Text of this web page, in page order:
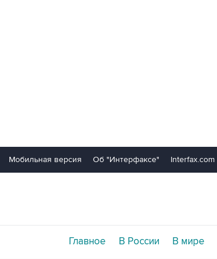
Мобильная версия Об "Интерфаксе" Interfax.com
Главное В России В мире